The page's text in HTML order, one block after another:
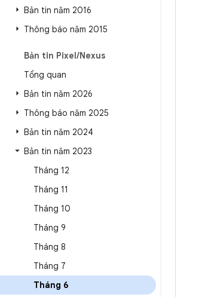
Bản tin năm 2016
Thông báo năm 2015
Bản tin Pixel/Nexus
Tổng quan
Bản tin năm 2026
Thông báo năm 2025
Bản tin năm 2024
Bản tin năm 2023
Tháng 12
Tháng 11
Tháng 10
Tháng 9
Tháng 8
Tháng 7
Tháng 6